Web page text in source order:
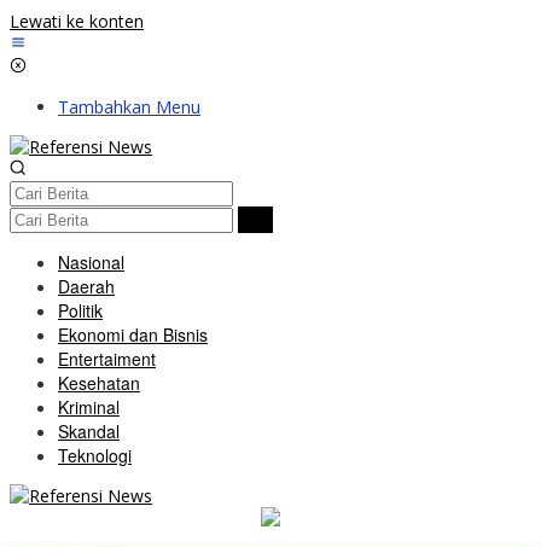
Lewati ke konten
Tambahkan Menu
Nasional
Daerah
Politik
Ekonomi dan Bisnis
Entertaiment
Kesehatan
Kriminal
Skandal
Teknologi